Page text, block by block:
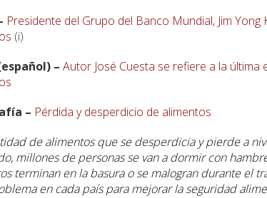
Presidente del Grupo del Banco Mundial, Jim
(i)
– Autor José Cuesta se refiere a la
– Pérdida y desperdicio de alimentos
de alimentos que se desperdicia y pierde a
millones de personas se van a dormir con
terminan en la basura o se malogran durante el
en cada país para mejorar la seguridad